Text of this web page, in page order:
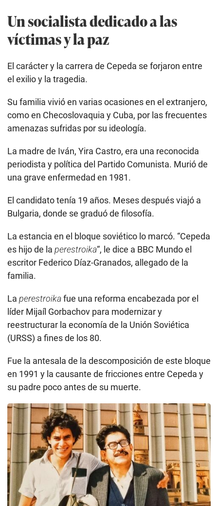
Un socialista dedicado a las
víctimas y la paz
El carácter y la carrera de Cepeda se forjaron entre
el exilio y la tragedia.
Su familia vivió en varias ocasiones en el extranjero,
como en Checoslovaquia y Cuba, por las frecuentes
amenazas sufridas por su ideología.
La madre de Iván, Yira Castro, era una reconocida
periodista y política del Partido Comunista. Murió de
una grave enfermedad en 1981.
El candidato tenía 19 años. Meses después viajó a
Bulgaria, donde se graduó de filosofía.
La estancia en el bloque soviético lo marcó. “Cepeda
es hijo de la perestroika“, le dice a BBC Mundo el
escritor Federico Díaz-Granados, allegado de la
familia.
La perestroikafue una reforma encabezada por el
líder Mijaíl Gorbachov para modernizar y
reestructurar la economía de la Unión Soviética
(URSS) a fines de los 80.
Fue la antesala de la descomposición de este bloque
en 1991 y la causante de fricciones entre Cepeda y
su padre poco antes de su muerte.